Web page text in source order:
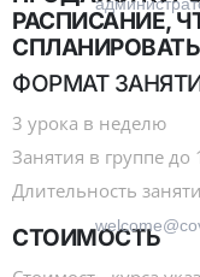
РАСПИСАНИЕ,
ФОРМАТ
3 урока в неделю
Занятия в группе до
Длительность
СТОИМОСТЬ